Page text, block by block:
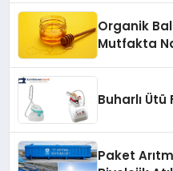
Organik Bal
Mutfakta
Buharlı Ütü
Paket